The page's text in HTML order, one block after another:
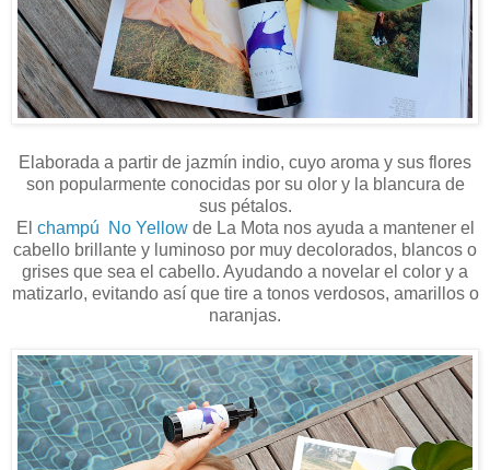
Elaborada a partir de jazmín indio, cuyo aroma y sus flores
son popularmente conocidas por su olor y la blancura de
sus pétalos.
El champú No Yellow de La Mota nos ayuda a mantener el
cabello brillante y luminoso por muy decolorados, blancos o
grises que sea el cabello. Ayudando a novelar el color y a
matizarlo, evitando así que tire a tonos verdosos, amarillos o
naranjas.